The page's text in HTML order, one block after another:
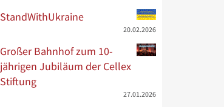
StandWithUkraine
20.02.2026
Großer Bahnhof zum 10-
jährigen Jubiläum der Cellex
Stiftung
27.01.2026